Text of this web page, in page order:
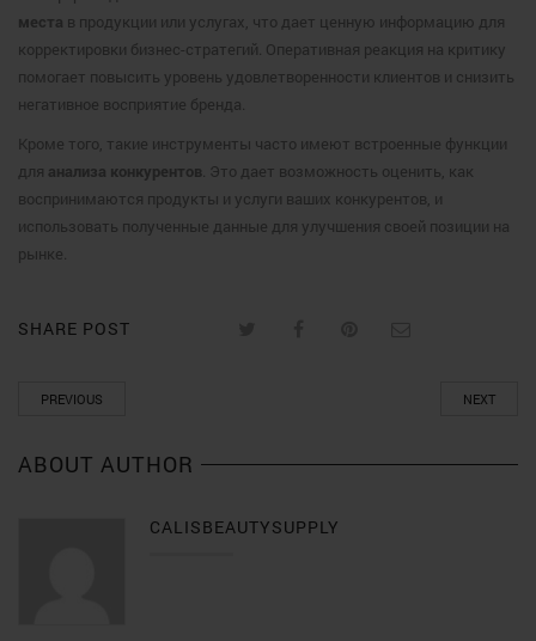
места в продукции или услугах, что дает ценную информацию для
корректировки бизнес-стратегий. Оперативная реакция на критику
помогает повысить уровень удовлетворенности клиентов и снизить
негативное восприятие бренда.
Кроме того, такие инструменты часто имеют встроенные функции
для анализа конкурентов. Это дает возможность оценить, как
воспринимаются продукты и услуги ваших конкурентов, и
использовать полученные данные для улучшения своей позиции на
рынке.
SHARE POST
PREVIOUS NEXT
ABOUT AUTHOR
CALISBEAUTYSUPPLY